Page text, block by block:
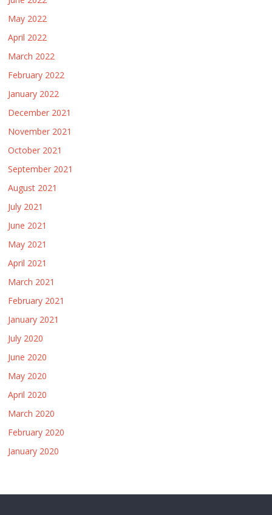
May 2022
April 2022
March 2022
February 2022
January 2022
December 2021
November 2021
October 2021
September 2021
August 2021
July 2021
June 2021
May 2021
April 2021
March 2021
February 2021
January 2021
July 2020
June 2020
May 2020
April 2020
March 2020
February 2020
January 2020